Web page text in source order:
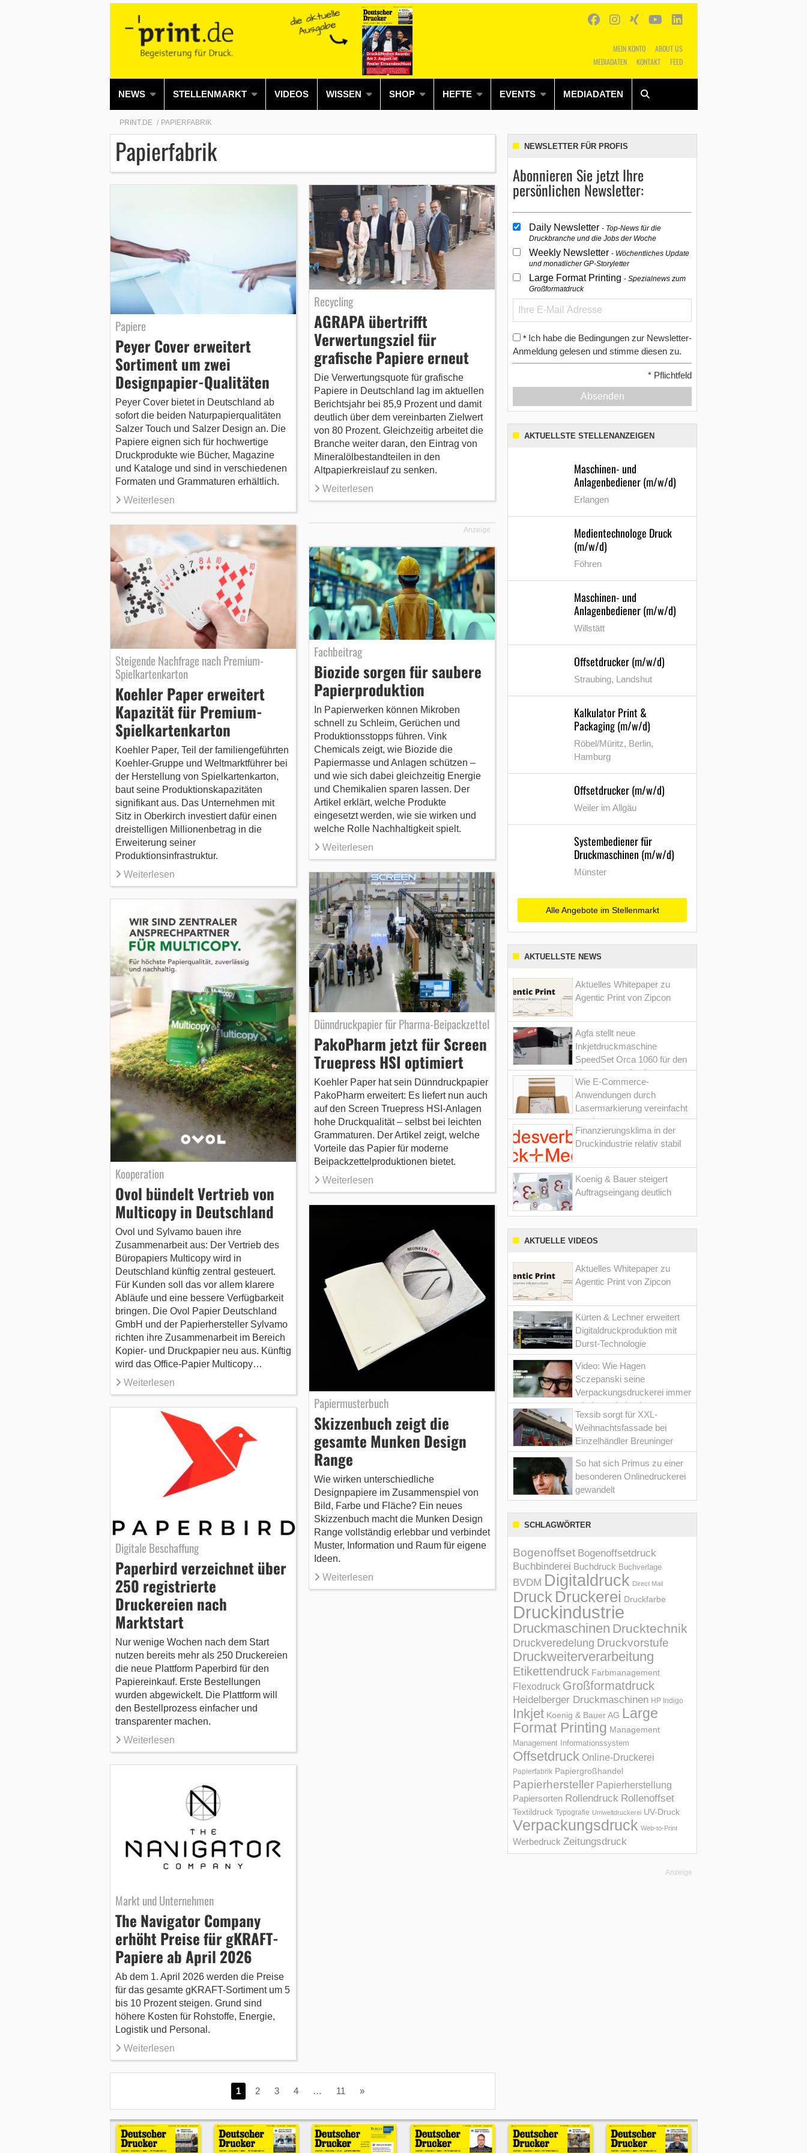
MEIN KONTO
ABOUT US
MEDIADATEN
KONTAKT FEED
NEWS STELLENMARKT VIDEOS WISSEN SHOP HEFTE EVENTS MEDIADATEN
Alles Shop SUCHEN
PRINT.DE PAPIERFABRIK
Papierfabrik
Papiere
Peyer Cover erweitert
Sortiment um zwei
Designpapier-Qualitäten
Peyer Cover bietet in Deutschland ab
sofort die beiden Naturpapierqualitäten
Salzer Touch und Salzer Design an. Die
Papiere eignen sich für hochwertige
Druckprodukte wie Bücher, Magazine
und Kataloge und sind in verschiedenen
Formaten und Grammaturen erhältlich.
Weiterlesen
Recycling
AGRAPA übertrifft
Verwertungsziel für
grafische Papiere erneut
Die Verwertungsquote für grafische
Papiere in Deutschland lag im aktuellen
Berichtsjahr bei 85,9 Prozent und damit
deutlich über dem vereinbarten Zielwert
von 80 Prozent. Gleichzeitig arbeitet die
Branche weiter daran, den Eintrag von
Mineralölbestandteilen in den
Altpapierkreislauf zu senken.
Weiterlesen
Steigende Nachfrage nach Premium-
Spielkartenkarton
Koehler Paper erweitert
Kapazität für Premium-
Spielkartenkarton
Koehler Paper, Teil der familiengeführten
Koehler-Gruppe und Weltmarktführer bei
der Herstellung von Spielkartenkarton,
baut seine Produktionskapazitäten
signifikant aus. Das Unternehmen mit
Sitz in Oberkirch investiert dafür einen
dreistelligen Millionenbetrag in die
Erweiterung seiner
Produktionsinfrastruktur.
Weiterlesen
Anzeige
Kooperation
Ovol bündelt Vertrieb von
Multicopy in Deutschland
Ovol und Sylvamo bauen ihre
Zusammenarbeit aus: Der Vertrieb des
Büropapiers Multicopy wird in
Deutschland künftig zentral gesteuert.
Für Kunden soll das vor allem klarere
Abläufe und eine bessere Verfügbarkeit
bringen. Die Ovol Papier Deutschland
GmbH und der Papierhersteller Sylvamo
richten ihre Zusammenarbeit im Bereich
Kopier- und Druckpapier neu aus. Künftig
wird das Office-Papier Multicopy…
Weiterlesen
Fachbeitrag
Biozide sorgen für saubere
Papierproduktion
In Papierwerken können Mikroben
schnell zu Schleim, Gerüchen und
Produktionsstopps führen. Vink
Chemicals zeigt, wie Biozide die
Papiermasse und Anlagen schützen –
und wie sich dabei gleichzeitig Energie
und Chemikalien sparen lassen. Der
Artikel erklärt, welche Produkte
eingesetzt werden, wie sie wirken und
welche Rolle Nachhaltigkeit spielt.
Weiterlesen
Digitale Beschaffung
Paperbird verzeichnet über
250 registrierte
Druckereien nach
Marktstart
Nur wenige Wochen nach dem Start
nutzen bereits mehr als 250 Druckereien
die neue Plattform Paperbird für den
Papiereinkauf. Erste Bestellungen
wurden abgewickelt. Die Plattform will
den Bestellprozess einfacher und
transparenter machen.
Weiterlesen
Dünndruckpapier für Pharma-Beipackzettel
PakoPharm jetzt für Screen
Truepress HSI optimiert
Koehler Paper hat sein Dünndruckpapier
PakoPharm erweitert: Es liefert nun auch
auf den Screen Truepress HSI-Anlagen
hohe Druckqualität – selbst bei leichten
Grammaturen. Der Artikel zeigt, welche
Vorteile das Papier für moderne
Beipackzettelproduktionen bietet.
Weiterlesen
Markt und Unternehmen
The Navigator Company
erhöht Preise für gKRAFT-
Papiere ab April 2026
Ab dem 1. April 2026 werden die Preise
für das gesamte gKRAFT-Sortiment um 5
bis 10 Prozent steigen. Grund sind
höhere Kosten für Rohstoffe, Energie,
Logistik und Personal.
Weiterlesen
Papiermusterbuch
Skizzenbuch zeigt die
gesamte Munken Design
Range
Wie wirken unterschiedliche
Designpapiere im Zusammenspiel von
Bild, Farbe und Fläche? Ein neues
Skizzenbuch macht die Munken Design
Range vollständig erlebbar und verbindet
Muster, Information und Raum für eigene
Ideen.
Weiterlesen
1 2 3 4 … 11 »
NEWSLETTER FÜR PROFIS
Abonnieren Sie jetzt Ihre
persönlichen Newsletter:
Daily Newsletter Top-News für die
Druckbranche und die Jobs der Woche
Weekly Newsletter Wöchentliches Update
und monatlicher GP-Storyletter
Large Format Printing Spezialnews zum
Großformatdruck
* Ich habe die Bedingungen zur Newsletter-
Anmeldung gelesen und stimme diesen zu.
* Pflichtfeld
Absenden
AKTUELLSTE STELLENANZEIGEN
Maschinen- und
Anlagenbediener (m/w/d)
Erlangen
Medientechnologe Druck
(m/w/d)
Föhren
Maschinen- und
Anlagenbediener (m/w/d)
Willstätt
Offsetdrucker (m/w/d)
Straubing, Landshut
Kalkulator Print &
Packaging (m/w/d)
Röbel/Müritz, Berlin,
Hamburg
Offsetdrucker (m/w/d)
Weiler im Allgäu
Systembediener für
Druckmaschinen (m/w/d)
Münster
Alle Angebote im Stellenmarkt
AKTUELLSTE NEWS
Aktuelles Whitepaper zu
Agentic Print von Zipcon
Agfa stellt neue
Inkjetdruckmaschine
SpeedSet Orca 1060 für den
Verpackungsdruck vor
Wie E-Commerce-
Anwendungen durch
Lasermarkierung vereinfacht
werden
Finanzierungsklima in der
Druckindustrie relativ stabil
Koenig & Bauer steigert
Auftragseingang deutlich
AKTUELLE VIDEOS
Aktuelles Whitepaper zu
Agentic Print von Zipcon
Kürten & Lechner erweitert
Digitaldruckproduktion mit
Durst-Technologie
Video: Wie Hagen
Sczepanski seine
Verpackungsdruckerei immer
wieder optimiert hat
Texsib sorgt für XXL-
Weihnachtsfassade bei
Einzelhändler Breuninger
So hat sich Primus zu einer
besonderen Onlinedruckerei
gewandelt
SCHLAGWÖRTER
Bogenoffset Bogenoffsetdruck
Buchbinderei Buchdruck Buchverlage
BVDM Digitaldruck Direct Mail
Druck Druckerei Druckfarbe
Druckindustrie
Druckmaschinen Drucktechnik
Druckveredelung Druckvorstufe
Druckweiterverarbeitung
Etikettendruck Farbmanagement
Flexodruck Großformatdruck
Heidelberger Druckmaschinen HP Indigo
Inkjet Koenig & Bauer AG Large
Format Printing Management
Management Informations­system
Offsetdruck Online-Druckerei
Papierfabrik Papiergroßhandel
Papierhersteller Papierherstellung
Papiersorten Rollendruck Rollenoffset
Textildruck Typografie Umweltdruckerei UV-Druck
Verpackungsdruck Web-to-Print
Werbedruck Zeitungsdruck
Anzeige